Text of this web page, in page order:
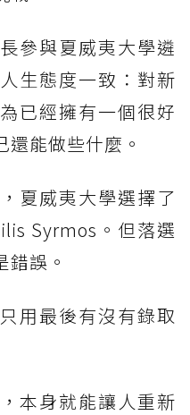
參與夏威夷大學遴
生態度一致：對新
已經擁有一個很好
能做些什麼。
夏威夷大學選擇了
Syrmos。但落選
誤。
用最後有沒有錄取
本身就能讓人重新